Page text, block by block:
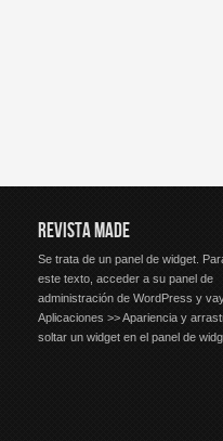
REVISTA MADE
Se trata de un panel de widget.
este texto, acceder a su panel de
administración de WordPress y
Aplicaciones >> Apariencia y
soltar un widget en el panel de